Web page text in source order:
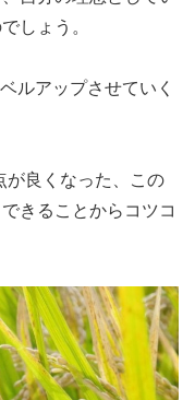
しょう。
ルアップさせていく
が良くなった、この
きることからコツコ